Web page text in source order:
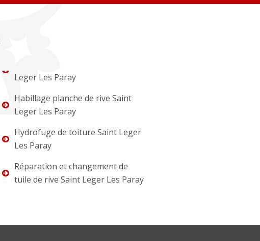
Leger Les Paray
Habillage planche de rive Saint
Leger Les Paray
Hydrofuge de toiture Saint Leger
Les Paray
Réparation et changement de
tuile de rive Saint Leger Les Paray